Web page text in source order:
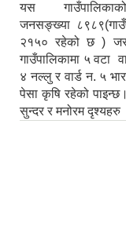
यस
जनसङ्ख्या
२१५० रहेको छ )
गाउँपालिकामा ५ वटा
४ नल्लु र वार्ड न. ५
पेसा कृषि रहेको
सुन्दर र मनोरम